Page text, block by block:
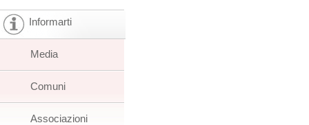
Informarti
Media
Comuni
Associazioni